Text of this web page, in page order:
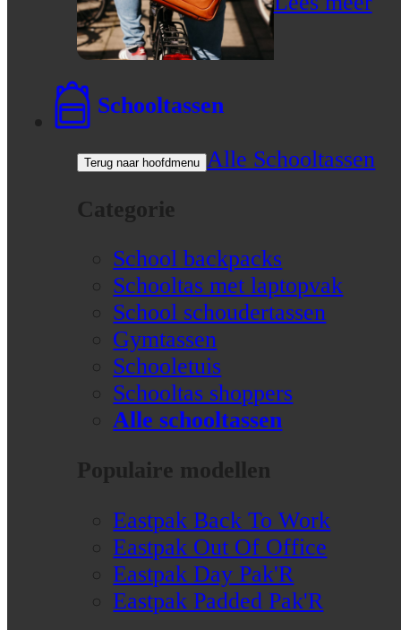
Schooltassen
Terug naar hoofdmenu Alle Schooltassen
Categorie
School backpacks
Schooltas met laptopvak
School schoudertassen
Gymtassen
Schooletuis
Schooltas shoppers
Alle schooltassen
Populaire modellen
Eastpak Back To Work
Eastpak Out Of Office
Eastpak Day Pak'R
Eastpak Padded Pak'R